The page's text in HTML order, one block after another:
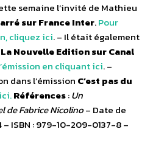
semaine l’invité de Mathieu
sur France Inter.Pour
cliquez ici. – Il était également
La Nouvelle Edition sur Canal
en cliquant ici. –
dans l’émission C’est pas du
Références:Un
de Fabrice Nicolino– Date de
ISBN : 979-10-209-0137-8 –